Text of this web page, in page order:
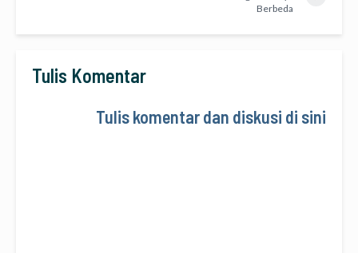
Berbeda
Tulis Komentar
Tulis komentar dan diskusi di sini